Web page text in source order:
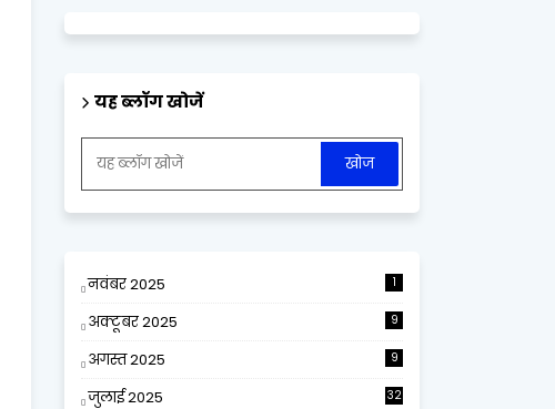
यह ब्लॉग खोजें
नवंबर 2025 1
अक्टूबर 2025 9
अगस्त 2025 9
जुलाई 2025 32